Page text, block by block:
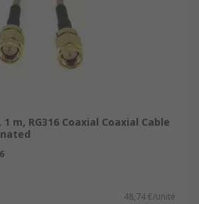
1 m, RG316 Coaxial Coaxial Cable
48,74 €/unité